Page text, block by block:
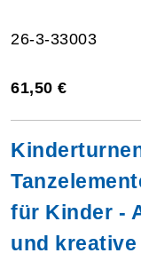
26-3-33003
61,50 €
für Kinder -
und